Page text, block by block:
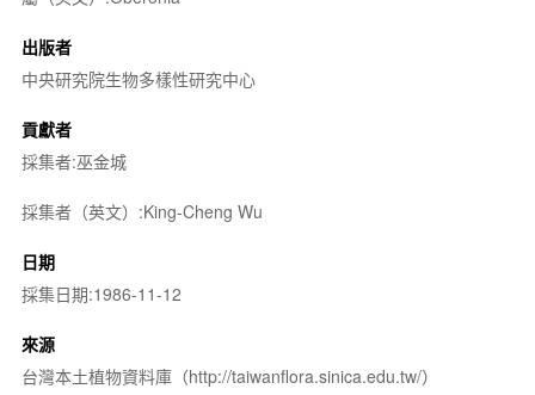
出版者
中央研究院生物多樣性研究中心
貢獻者
採集者:巫金城
採集者（英文）:King-Cheng Wu
日期
採集日期:1986-11-12
來源
台灣本土植物資料庫（http://taiwanflora.sinica.edu.tw/）